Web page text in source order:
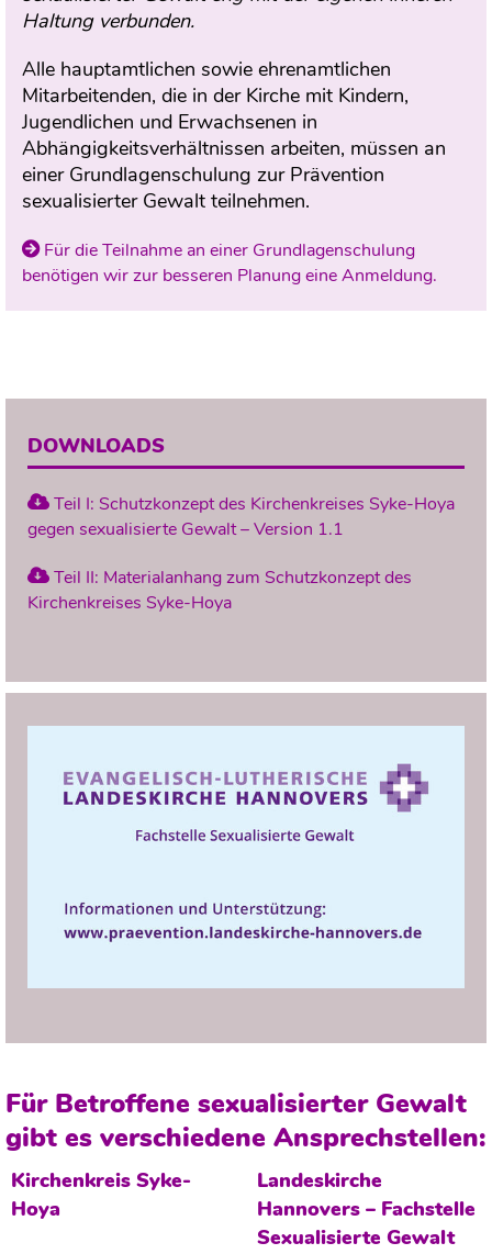
Haltung verbunden.
Alle hauptamtlichen sowie ehrenamtlichen
Mitarbeitenden, die in der Kirche mit Kindern,
Jugendlichen und Erwachsenen in
Abhängigkeitsverhältnissen arbeiten, müssen an
einer Grundlagenschulung zur Prävention
sexualisierter Gewalt teilnehmen.
Für die Teilnahme an einer Grundlagenschulung
benötigen wir zur besseren Planung eine Anmeldung.
DOWNLOADS
Teil I: Schutzkonzept des Kirchenkreises Syke-Hoya
gegen sexualisierte Gewalt – Version 1.1
Teil II: Materialanhang zum Schutzkonzept des
Kirchenkreises Syke-Hoya
Für Betroffene sexualisierter Gewalt
gibt es verschiedene Ansprechstellen:
Kirchenkreis Syke-
Hoya
Landeskirche
Hannovers – Fachstelle
Sexualisierte Gewalt